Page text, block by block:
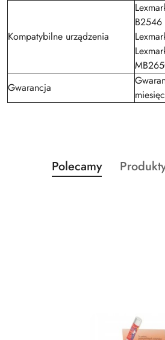
Kompatybilne urządzenia
Gwarancja
Pomiń karuzelę produktów
Produkty
o
Polecamy
Produkty